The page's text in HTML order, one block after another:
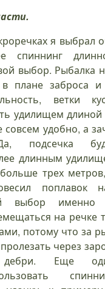
я выбрал
спиннинг
выбор. Рыбалка
плане заброса и
ветки
удилищем
совсем удобно, а
подсечка
длинным
трех
поплавок
выбор именно
на речке
потому что за
через
Еще